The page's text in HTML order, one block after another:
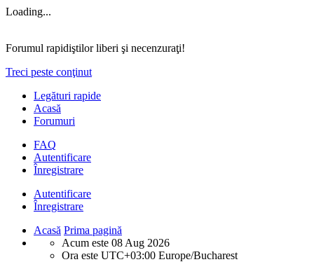
Loading...
Forumul rapidiştilor liberi şi necenzuraţi!
Treci peste conţinut
Legături rapide
Acasă
Forumuri
FAQ
Autentificare
Înregistrare
Autentificare
Înregistrare
Acasă Prima pagină
Acum este 08 Aug 2026
Ora este UTC+03:00 Europe/Bucharest